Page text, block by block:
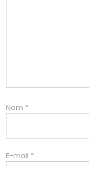
Nom *
E-mail *